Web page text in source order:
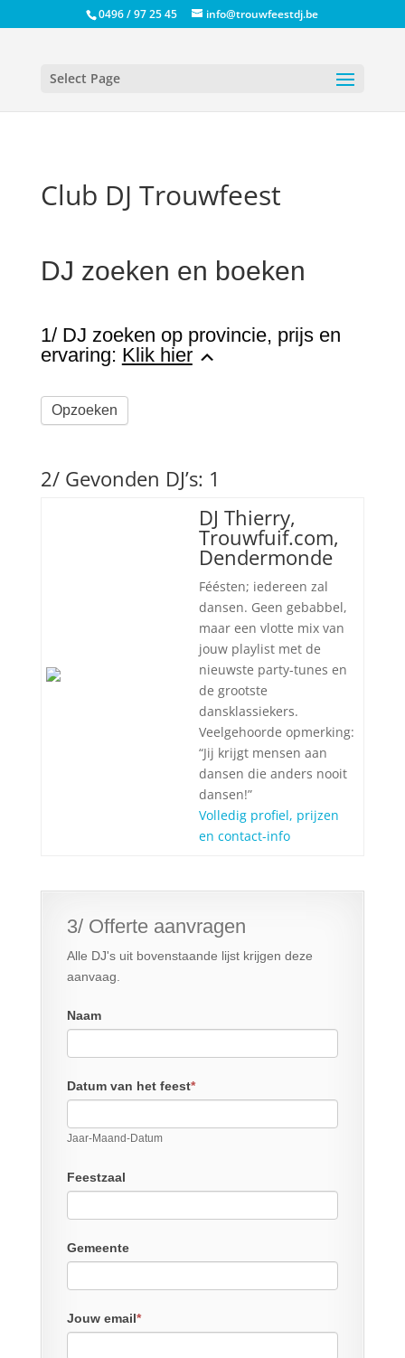
0496 / 97 25 45 info@trouwfeestdj.be
Select Page
Club DJ Trouwfeest
DJ zoeken en boeken
1/ DJ zoeken op provincie, prijs en
ervaring: Klik hier
Opzoeken
2/ Gevonden DJ’s: 1
DJ Thierry,
Trouwfuif.com,
Dendermonde
Féésten; iedereen zal
dansen. Geen gebabbel,
maar een vlotte mix van
jouw playlist met de
nieuwste party-tunes en
de grootste
dansklassiekers.
Veelgehoorde opmerking:
“Jij krijgt mensen aan
dansen die anders nooit
dansen!”
Volledig profiel, prijzen
en contact-info
3/ Offerte aanvragen
Alle DJ's uit bovenstaande lijst krijgen deze
aanvaag.
Naam
Datum van het feest*
Jaar-Maand-Datum
Feestzaal
Gemeente
Jouw email*